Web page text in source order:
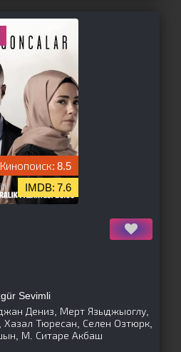
8.5
7.6
Sevimli
Дениз, Мерт Языджыоглу,
Тюресан, Селен Озтюрк,
М. Ситаре Акбаш